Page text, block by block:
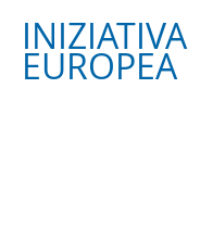
INIZIATIVA
EUROPEA